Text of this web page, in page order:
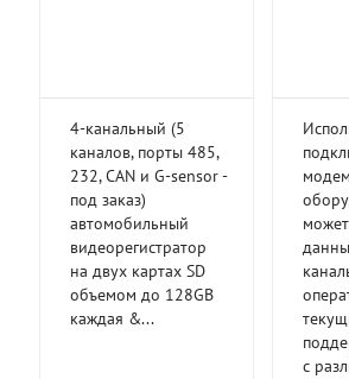
4-канальный (5
каналов, порты 485,
232, CAN и G-sensor -
под заказ)
автомобильный
видеорегистратор
на двух картах SD
объемом до 128GB
каждая &...
с